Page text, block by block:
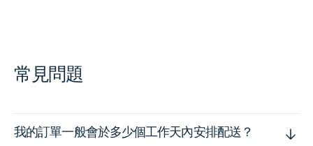
常見問題
我的訂單一般會於多少個工作天內安排配送？